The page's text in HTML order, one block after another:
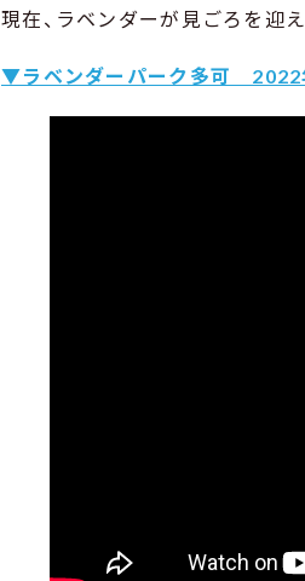
現在、ラベンダーが見ごろを迎
▼ラベンダーパーク多可 2022